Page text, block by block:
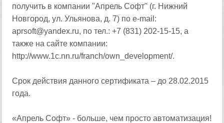
получить в компании "Апрель Софт" (г. Нижний
Новгород, ул. Ульянова, д. 7) по e-mail:
aprsoft@yandex.ru, по тел.: +7 (831) 202-15-15, а
также на сайте компании:
http://www.1c.nn.ru/franch/own_development/.
Срок действия данного сертификата – до 28.02.2015
года.
«Апрель Софт» - больше, чем просто автоматизация!